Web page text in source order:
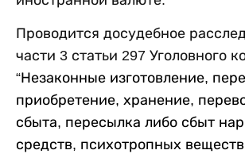
Проводится досудебное
части 3 статьи 297 Уголовного
“Незаконные изготовление,
приобретение, хранение,
сбыта, пересылка либо сбыт
средств, психотропных